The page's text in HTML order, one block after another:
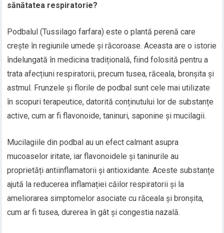
sănătatea respiratorie?
Podbalul (Tussilago farfara) este o plantă perenă care
crește în regiunile umede și răcoroase. Aceasta are o istorie
îndelungată în medicina tradițională, fiind folosită pentru a
trata afecțiuni respiratorii, precum tusea, răceala, bronșita și
astmul. Frunzele și florile de podbal sunt cele mai utilizate
în scopuri terapeutice, datorită conținutului lor de substanțe
active, cum ar fi flavonoide, taninuri, saponine și mucilagii.
Mucilagiile din podbal au un efect calmant asupra
mucoaselor iritate, iar flavonoidele și taninurile au
proprietăți antiinflamatorii și antioxidante. Aceste substanțe
ajută la reducerea inflamației căilor respiratorii și la
ameliorarea simptomelor asociate cu răceala și bronșita,
cum ar fi tusea, durerea în gât și congestia nazală.